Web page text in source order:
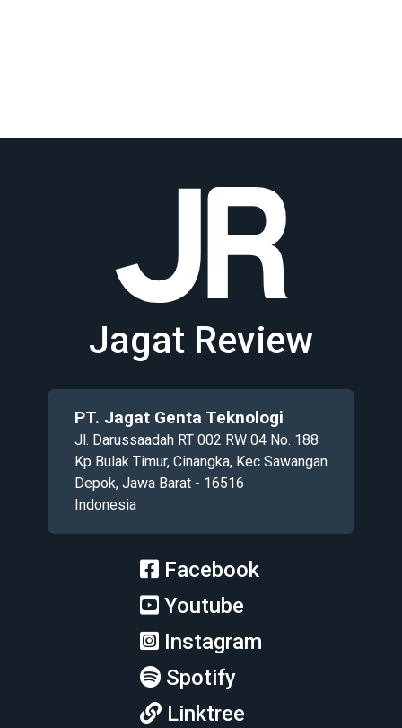
Jagat Review
PT. Jagat Genta Teknologi
Jl. Darussaadah RT 002 RW 04 No. 188
Kp Bulak Timur, Cinangka, Kec Sawangan
Depok, Jawa Barat - 16516
Indonesia
Facebook
Youtube
Instagram
Spotify
Linktree